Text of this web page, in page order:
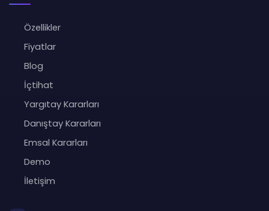
Özellikler
Fiyatlar
Blog
İçtihat
Yargıtay Kararları
Danıştay Kararları
Emsal Kararları
Demo
İletişim